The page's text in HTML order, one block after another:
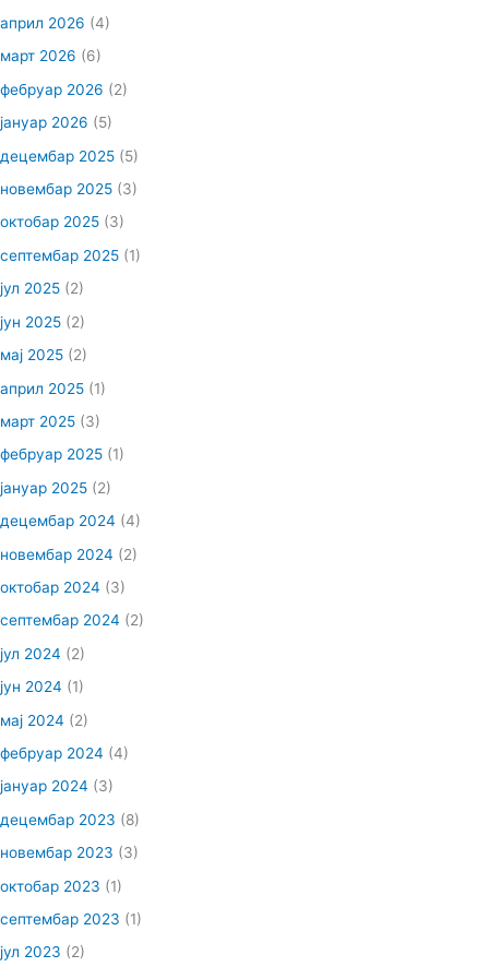
април 2026 (4)
март 2026 (6)
фебруар 2026 (2)
јануар 2026 (5)
децембар 2025 (5)
новембар 2025 (3)
октобар 2025 (3)
септембар 2025 (1)
јул 2025 (2)
јун 2025 (2)
мај 2025 (2)
април 2025 (1)
март 2025 (3)
фебруар 2025 (1)
јануар 2025 (2)
децембар 2024 (4)
новембар 2024 (2)
октобар 2024 (3)
септембар 2024 (2)
јул 2024 (2)
јун 2024 (1)
мај 2024 (2)
фебруар 2024 (4)
јануар 2024 (3)
децембар 2023 (8)
новембар 2023 (3)
октобар 2023 (1)
септембар 2023 (1)
јул 2023 (2)